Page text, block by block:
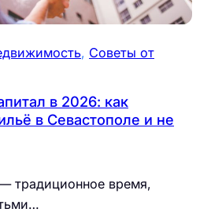
, Советы от
в 2026: как
в Севастополе и не
традиционное время,